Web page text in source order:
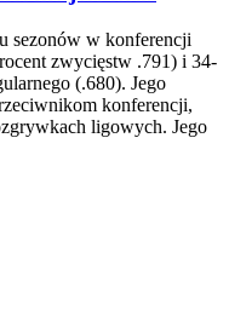
sezonów w konferencji
zwycięstw .791) i 34-
(.680). Jego
konferencji,
ligowych. Jego